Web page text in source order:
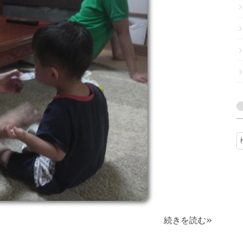
続きを読む»
イ
ブ